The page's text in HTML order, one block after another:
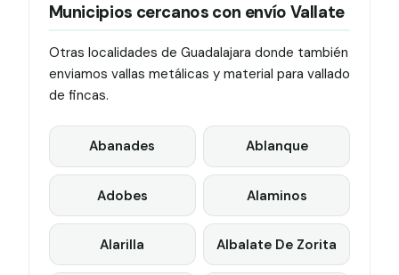
Municipios cercanos con envío Vallate
Otras localidades de Guadalajara donde también
enviamos vallas metálicas y material para vallado
de fincas.
Abanades Ablanque
Adobes Alaminos
Alarilla Albalate De Zorita